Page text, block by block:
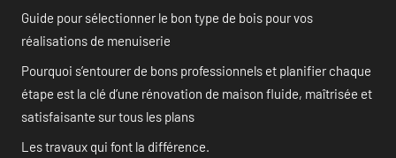
Guide pour sélectionner le bon type de bois pour vos
réalisations de menuiserie
Pourquoi s’entourer de bons professionnels et planifier chaque
étape est la clé d’une rénovation de maison fluide, maîtrisée et
satisfaisante sur tous les plans
Les travaux qui font la différence.